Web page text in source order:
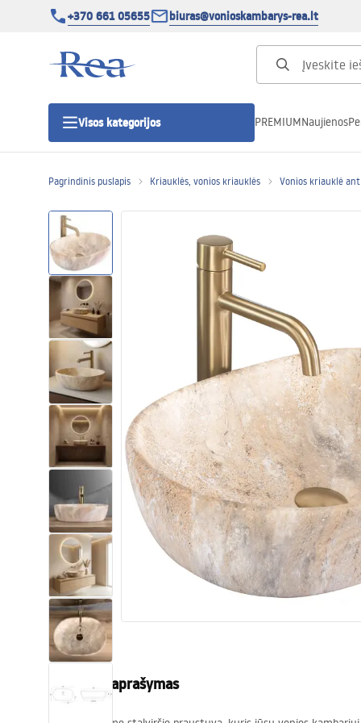
+370 661 05655 biuras@vonioskambarys-rea.lt
Visos kategorijos
Dušo durys
Vonios dušo padėklai
Linijiniai dušo kanalai
Tualetai
Praustuvas
Vonios ir ekranai
Vonios maišytuvai
Virtuvė
Vonios aksesuarai ir baldai
PREMIUMNaujienos
Pagrindinis puslapis Kriauklės, vonios kriauklės Vonios kriauklė
Produkto aprašymas